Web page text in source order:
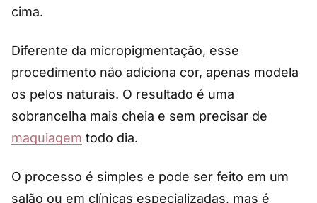
cima.
Diferente da micropigmentação, esse
procedimento não adiciona cor, apenas modela
os pelos naturais. O resultado é uma
sobrancelha mais cheia e sem precisar de
maquiagem todo dia.
O processo é simples e pode ser feito em um
salão ou em clínicas especializadas, mas é